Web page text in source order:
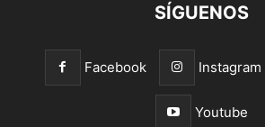
SÍGUENOS
Facebook Instagram
Youtube